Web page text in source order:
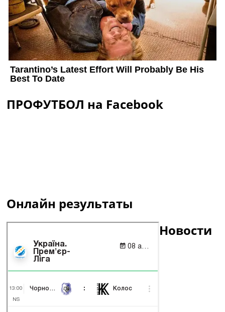
ПРОФУТБОЛ на Facebook
Онлайн результаты
Новости